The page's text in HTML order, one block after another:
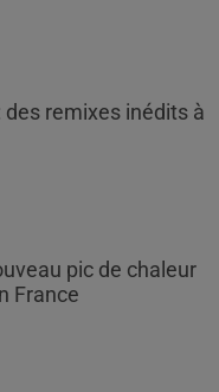
des remixes inédits à
pic de chaleur
France